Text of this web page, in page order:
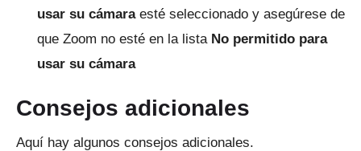
usar su cámaraesté seleccionado y asegúrese de
que Zoom no esté en la lista No permitido para
usar su cámara
Consejos adicionales
Aquí hay algunos consejos adicionales.